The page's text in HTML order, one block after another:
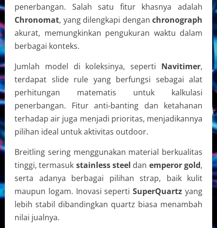
penerbangan. Salah satu fitur khasnya adalah
Chronomat, yang dilengkapi dengan chronograph
akurat, memungkinkan pengukuran waktu dalam
berbagai konteks.
Jumlah model di koleksinya, seperti Navitimer,
terdapat slide rule yang berfungsi sebagai alat
perhitungan matematis untuk kalkulasi
penerbangan. Fitur anti-banting dan ketahanan
terhadap air juga menjadi prioritas, menjadikannya
pilihan ideal untuk aktivitas outdoor.
Breitling sering menggunakan material berkualitas
tinggi, termasuk stainless steel dan emperor gold,
serta adanya berbagai pilihan strap, baik kulit
maupun logam. Inovasi sepertiSuperQuartz yang
lebih stabil dibandingkan quartz biasa menambah
nilai jualnya.